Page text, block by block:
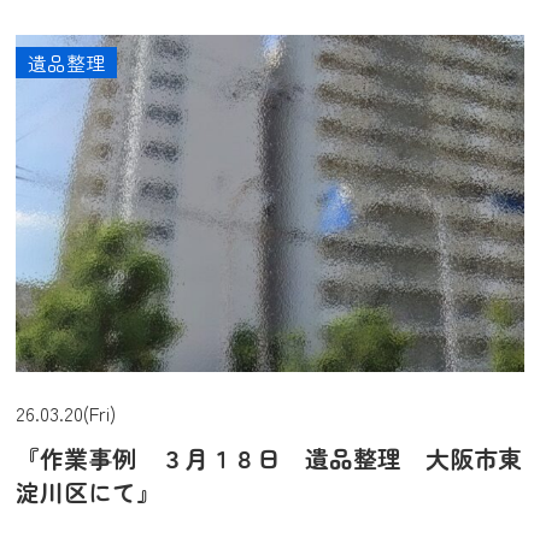
26.03.20(Fri)
『作業事例 ３月１８日 遺品整理 大阪市東
淀川区にて』
遺品整理